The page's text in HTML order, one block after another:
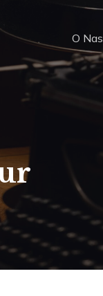
O Nas